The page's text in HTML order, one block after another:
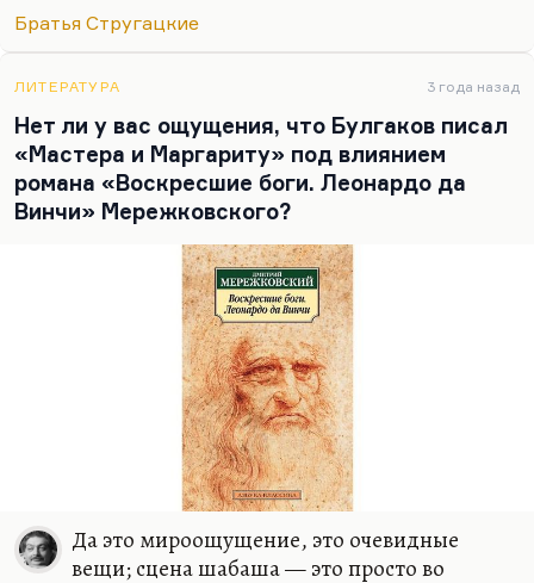
начнем с очерка о Берии, потому что это
непонятно. Хотя сегодня вроде бы что-то
А что касается Абалкина, он добивается всего
лишь права самому решать свою судьбу. Не
работать прогрессором, а работать педагогом.
Или работать…
Братья Стругацкие
ЛИТЕРАТУРА 3 года назад
Нет ли у вас ощущения, что Булгаков писал
«Мастера и Маргариту» под влиянием
романа «Воскресшие боги. Леонардо да
Винчи» Мережковского?
Да это мироощущение, это очевидные
вещи; сцена шабаша — это просто во